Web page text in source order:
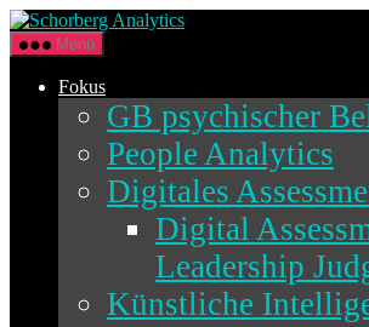
Direkt
zum
Inhalt
wechseln
Schorberg
Menü
Fokus
GB psychischer
People Analytics
Digitales
Digital
Leadership
Künstliche